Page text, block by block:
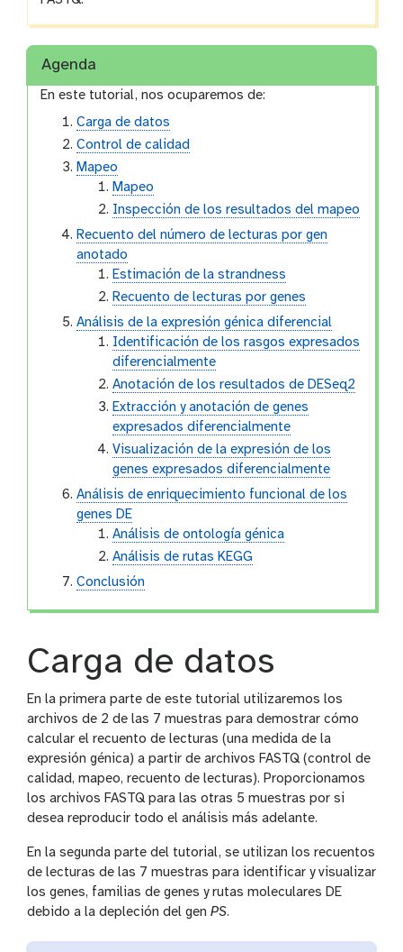
Agenda
En este tutorial, nos ocuparemos de:
Carga de datos
Control de calidad
Mapeo
Mapeo
Inspección de los resultados del mapeo
Recuento del número de lecturas por gen
anotado
Estimación de la strandness
Recuento de lecturas por genes
Análisis de la expresión génica diferencial
Identificación de los rasgos expresados
diferencialmente
Anotación de los resultados de DESeq2
Extracción y anotación de genes
expresados diferencialmente
Visualización de la expresión de los
genes expresados diferencialmente
Análisis de enriquecimiento funcional de los
genes DE
Análisis de ontología génica
Análisis de rutas KEGG
Conclusión
Carga de datos
En la primera parte de este tutorial utilizaremos los
archivos de 2 de las 7 muestras para demostrar cómo
calcular el recuento de lecturas (una medida de la
expresión génica) a partir de archivos FASTQ (control de
calidad, mapeo, recuento de lecturas). Proporcionamos
los archivos FASTQ para las otras 5 muestras por si
desea reproducir todo el análisis más adelante.
En la segunda parte del tutorial, se utilizan los recuentos
de lecturas de las 7 muestras para identificar y visualizar
los genes, familias de genes y rutas moleculares DE
debido a la depleción del gen PS.